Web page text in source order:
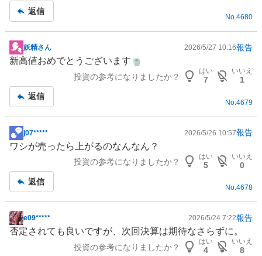
事
返信
No.4680
掲
示
事
妖精さん 2026/5/27 10:16報告
新高値おめでとうございます🍵
投資の参考になりましたか？
はい
7
いいえ
1
返信
No. 4679
掲
示
事
j07***** 2026/5/26 10:57報告
ワシが売ったら上がるのなんなん？
投資の参考になりましたか？
はい
5
いいえ
0
返信
No.4678
掲
示
e09***** 2026/5/24 7:22報告
否定されても良いですが、次回決算は期待なさらずに。
投資の参考になりましたか？
はい
4
いいえ
8